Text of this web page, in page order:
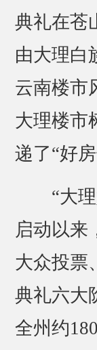
典礼在苍
由大理白
云南楼市
大理楼市
递了“好
“大理
启动以来
大众投票
典礼六大
全州约